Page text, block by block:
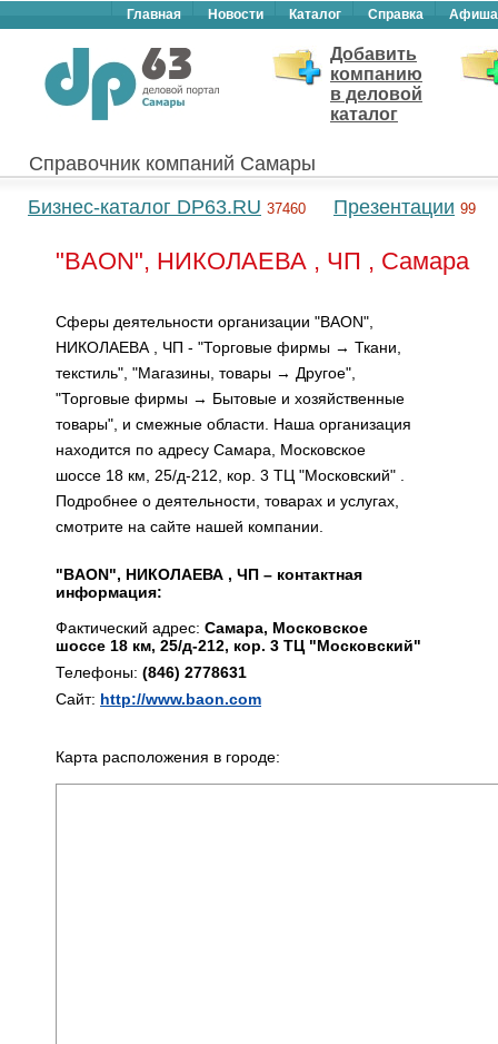
Главная Новости Каталог Справка Афиша
Добавить
компанию
в деловой
каталог
Справочник компаний Самары
Бизнес-каталог DP63.RU 37460 Презентации 99
"BAON", НИКОЛАЕВА , ЧП , Самара
Сферы деятельности организации "BAON",
НИКОЛАЕВА , ЧП - "Торговые фирмы → Ткани,
текстиль", "Магазины, товары → Другое",
"Торговые фирмы → Бытовые и хозяйственные
товары", и смежные области. Наша организация
находится по адресу Самара, Московское
шоссе 18 км, 25/д-212, кор. 3 ТЦ "Московский" .
Подробнее о деятельности, товарах и услугах,
смотрите на сайте нашей компании.
"BAON", НИКОЛАЕВА , ЧП – контактная
информация:
Фактический адрес: Самара, Московское
шоссе 18 км, 25/д-212, кор. 3 ТЦ "Московский"
Телефоны: (846) 2778631
Сайт: http://www.baon.com
Карта расположения в городе: